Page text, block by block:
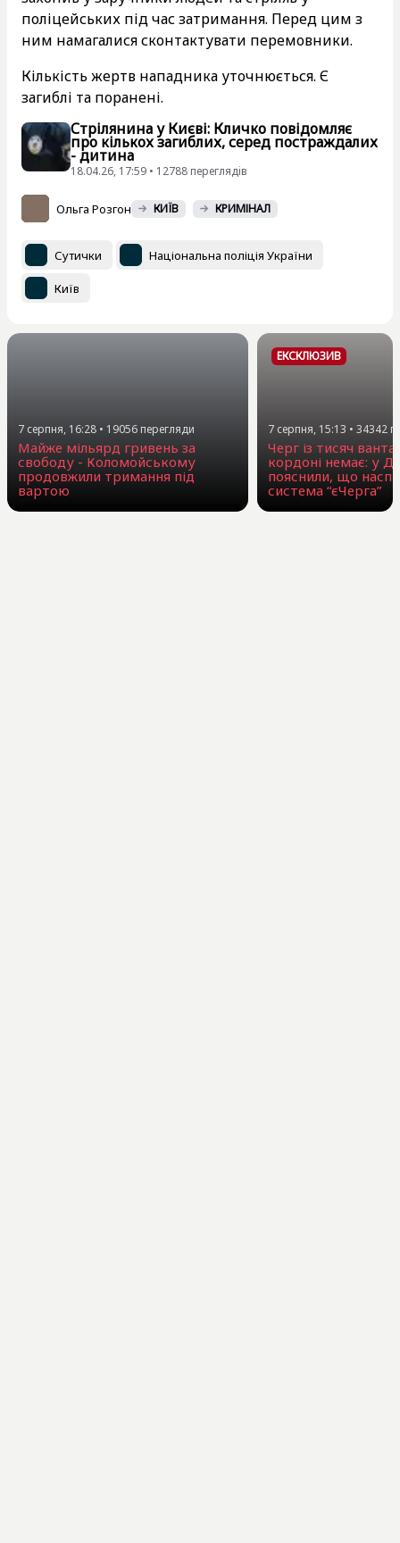
поліцейських під час затримання. Перед цим з
ним намагалися сконтактувати перемовники.
Кількість жертв нападника уточнюється. Є
загиблі та поранені.
Стрілянина у Києві: Кличко повідомляє
про кількох загиблих, серед постраждалих
- дитина
18.04.26, 17:59 • 12788 переглядiв
Ольга Розгон КИЇВ КРИМІНАЛ
Сутички Національна поліція України
Київ
7 серпня, 16:28 • 19056 перегляди
Майже мільярд гривень за
свободу - Коломойському
продовжили тримання під
вартою
ЕКСКЛЮЗИВ
7 серпня, 15:13 • 34342
Черг із тисяч
кордоні немає: у
пояснили, що
система “єЧерга”